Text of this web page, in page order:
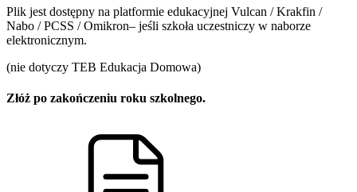
Plik jest dostępny na platformie edukacyjnej Vulcan / Krakfin /
Nabo / PCSS / Omikron– jeśli szkoła uczestniczy w naborze
elektronicznym.
(nie dotyczy TEB Edukacja Domowa)
Złóż po zakończeniu roku szkolnego.